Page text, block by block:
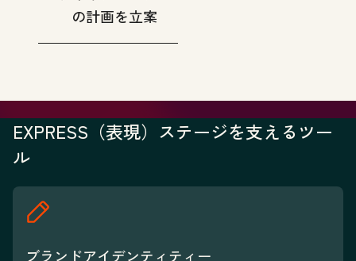
の計画を立案
EXPRESS（表現）ステージを支えるツー
ル
ブランドアイデンティティー